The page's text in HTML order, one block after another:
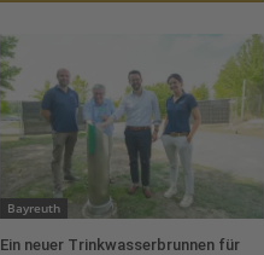
Bayreuth
Ein neuer Trinkwasserbrunnen für